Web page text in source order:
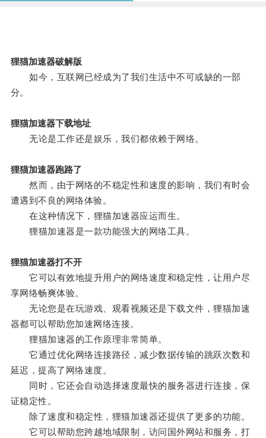
狸猫加速器破解版
如今，互联网已经成为了我们生活中不可或缺的一部
分。
狸猫加速器下载地址
无论是工作还是娱乐，我们都依赖于网络。
狸猫加速器跑路了
然而，由于网络的不稳定性和速度的影响，我们有时会
遭遇到不良的网络体验。
在这种情况下，狸猫加速器应运而生。
狸猫加速器是一款功能强大的网络工具。
狸猫加速器打不开
它可以有效地提升用户的网络速度和稳定性，让用户尽
享网络畅爽体验。
无论您是在玩游戏、观看视频还是下载文件，狸猫加速
器都可以帮助您加速网络连接。
狸猫加速器的工作原理非常简单。
它通过优化网络连接路径，减少数据传输的跳跃次数和
延迟，提高了网络速度。
同时，它还会自动选择速度最快的服务器进行连接，保
证稳定性。
除了速度和稳定性，狸猫加速器还提供了更多的功能。
它可以帮助您跨越地域限制，访问国外网站和服务，打